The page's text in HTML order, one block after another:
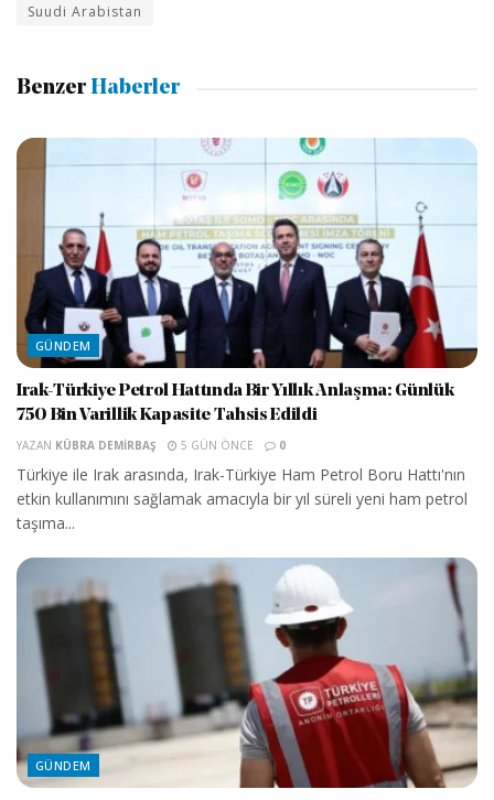
Suudi Arabistan
Benzer Haberler
GÜNDEM
Irak-Türkiye Petrol Hattında Bir Yıllık Anlaşma: Günlük
750 Bin Varillik Kapasite Tahsis Edildi
YAZAN KÜBRA DEMIRBAŞ 5 GÜN ÖNCE 0
Türkiye ile Irak arasında, Irak-Türkiye Ham Petrol Boru Hattı'nın
etkin kullanımını sağlamak amacıyla bir yıl süreli yeni ham petrol
taşıma...
GÜNDEM